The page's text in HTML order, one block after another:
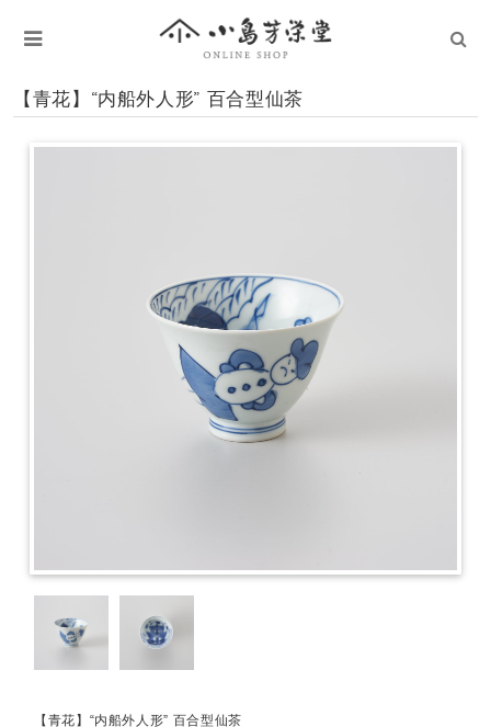
【青花】“内船外人形” 百合型仙茶
【青花】“内船外人形” 百合型仙茶